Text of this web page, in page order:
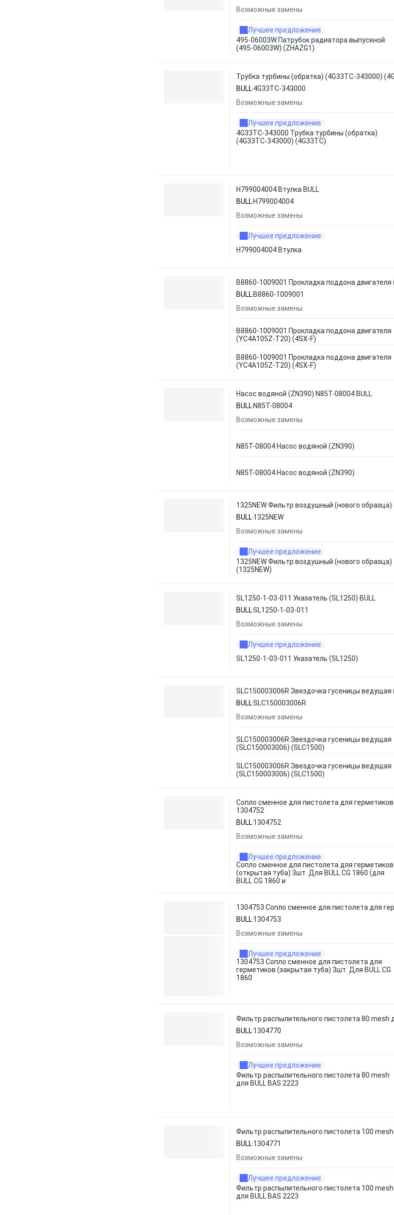
Возможные замены
Лучшее предложение
495-06003W Патрубок радиатора выпускной
(495-06003W) (ZHAZG1)
Трубка турбины (обратка) (4G33TC-343000)
BULL4G33TC-343000
Возможные замены
Лучшее предложение
4G33TC-343000 Трубка турбины (обратка)
(4G33TC-343000) (4G33TC)
H799004004 Втулка BULL
BULL H799004004
Возможные замены
Лучшее предложение
H799004004 Втулка
B8860-1009001 Прокладка поддона двигателя
BULL B8860-1009001
Возможные замены
B8860-1009001 Прокладка поддона двигателя
(YC4A105Z-T20) (4SX-F)
B8860-1009001 Прокладка поддона двигателя
(YC4A105Z-T20) (4SX-F)
Насос водяной (ZN390) N85T-08004 BULL
BULL N85T-08004
Возможные замены
N85T-08004 Насос водяной (ZN390)
N85T-08004 Насос водяной (ZN390)
1325NEW Фильтр воздушный (нового образца)
BULL1325NEW
Возможные замены
Лучшее предложение
1325NEW Фильтр воздушный (нового образца)
(1325NEW)
SL1250-1-03-011 Указатель (SL1250) BULL
BULLSL1250-1-03-011
Возможные замены
Лучшее предложение
SL1250-1-03-011 Указатель (SL1250)
SLC150003006R Звездочка гусеницы ведущая
BULLSLC150003006R
Возможные замены
SLC150003006R Звездочка гусеницы ведущая
(SLC150003006) (SLC1500)
SLC150003006R Звездочка гусеницы ведущая
(SLC150003006) (SLC1500)
Сопло сменное для пистолета для
1304752
BULL1304752
Возможные замены
Лучшее предложение
Сопло сменное для пистолета для герметиков
(открытая туба) 3шт. Для BULL CG 1860 (для
BULL CG 1860 и
1304753 Сопло сменное для пистолета для
BULL1304753
Возможные замены
Лучшее предложение
1304753 Сопло сменное для пистолета для
герметиков (закрытая туба) 3шт. Для BULL CG
1860
Фильтр распылительного пистолета 80 mesh
BULL1304770
Возможные замены
Лучшее предложение
Фильтр распылительного пистолета 80 mesh
для BULL BAS 2223
Фильтр распылительного пистолета 100 mesh
BULL1304771
Возможные замены
Лучшее предложение
Фильтр распылительного пистолета 100 mesh
для BULL BAS 2223